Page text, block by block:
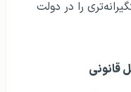
را در دولت